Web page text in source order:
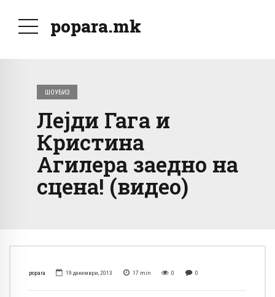
popara.mk
ШОУБИЗ
Лејди Гага и
Кристина
Агилера заедно на
сцена! (видео)
popara 19 декември, 2013 17 min 0 0